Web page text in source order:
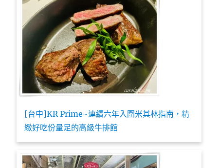
[台中]KR Prime~連續六年入圍米其林指南，精
緻好吃份量足的高級牛排館